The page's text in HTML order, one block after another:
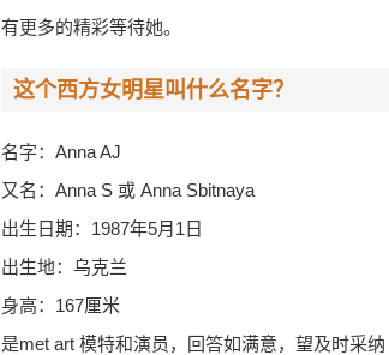
有更多的精彩等待她。
这个西方女明星叫什么名字？
名字：Anna AJ
又名：Anna S 或 Anna Sbitnaya
出生日期：1987年5月1日
出生地：乌克兰
身高：167厘米
是met art 模特和演员，回答如满意，望及时采纳